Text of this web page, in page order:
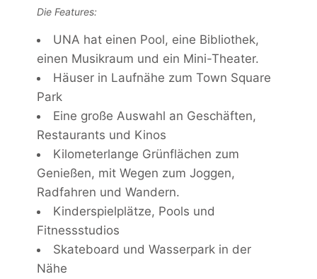
Die Features:
UNA hat einen Pool, eine Bibliothek,
einen Musikraum und ein Mini-Theater.
Häuser in Laufnähe zum Town Square
Park
Eine große Auswahl an Geschäften,
Restaurants und Kinos
Kilometerlange Grünflächen zum
Genießen, mit Wegen zum Joggen,
Radfahren und Wandern.
Kinderspielplätze, Pools und
Fitnessstudios
Skateboard und Wasserpark in der
Nähe